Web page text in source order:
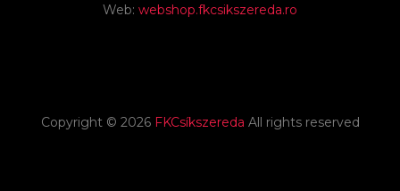
Web: webshop.fkcsikszereda.ro
Copyright © 2026 FKCsíkszereda All rights reserved